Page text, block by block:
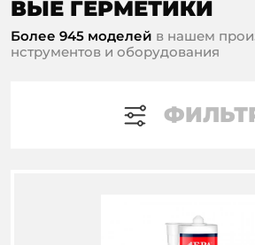
ВЫЕ ГЕРМЕТИКИ
Более 945 моделей в нашем
нструментов и оборудования